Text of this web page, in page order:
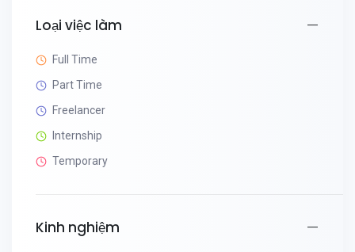
Loại việc làm
Full Time
Part Time
Freelancer
Internship
Temporary
Kinh nghiệm